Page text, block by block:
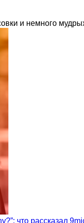
и немного
что рассказал